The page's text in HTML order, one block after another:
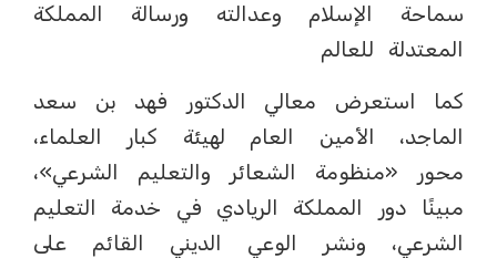
سماحة الإسلام وعدالته ورسالة المملكة
المعتدلة للعالم
كما استعرض معالي الدكتور فهد بن سعد
الماجد، الأمين العام لهيئة كبار العلماء،
محور «منظومة الشعائر والتعليم الشرعي»،
مبينًا دور المملكة الريادي في خدمة التعليم
الشرعي، ونشر الوعي الديني القائم على